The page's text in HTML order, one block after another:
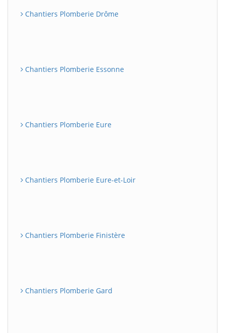
Chantiers Plomberie Drôme
Chantiers Plomberie Essonne
Chantiers Plomberie Eure
Chantiers Plomberie Eure-et-Loir
Chantiers Plomberie Finistère
Chantiers Plomberie Gard